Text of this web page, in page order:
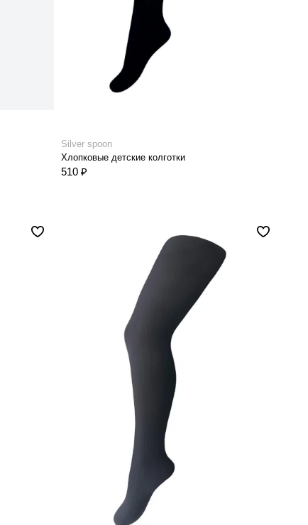
Silver spoon
Хлопковые детские колготки
510 ₽